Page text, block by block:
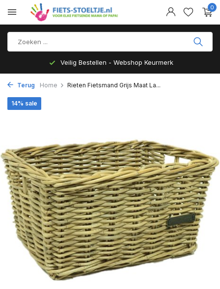
0
Veilig Bestellen - Webshop Keurmerk
Terug Home Rieten Fietsmand Grijs Maat La...
14% sale